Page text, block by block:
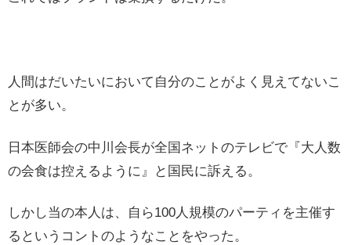
人間はだいたいにおいて自分のことがよく見えてないこ
とが多い。
日本医師会の中川会長が全国ネットのテレビで『大人数
の会食は控えるように』と国民に訴える。
しかし当の本人は、自ら100人規模のパーティを主催す
るというコントのようなことをやった。